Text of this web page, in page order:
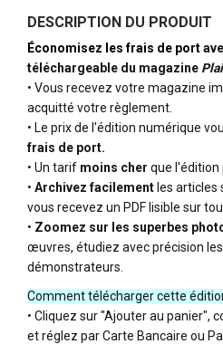
DESCRIPTION DU PRODUIT
Économisez les frais de port
téléchargeable du magazine
• Vous recevez votre magazine
acquitté votre règlement.
• Le prix de l'édition numérique
frais de port.
• Un tarif moins cher que l'édition
• Archivez facilement les articles
vous recevez un PDF lisible sur
• Zoomez sur les superbes
œuvres, étudiez avec précision
démonstrateurs.
Comment télécharger cette
• Cliquez sur "Ajouter au panier",
et réglez par Carte Bancaire ou